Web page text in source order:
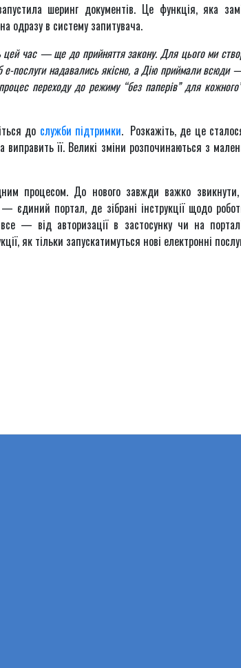
шеринг документів. Це функція, яка
одразу в систему запитувача.
час — ще до прийняття закону. Для цього ми
послуги надавались якісно, а Дію приймали всюди
переходу до режиму “без паперів” для кожного”
до служби підтримки. Розкажіть, де це
її. Великі зміни розпочинаються з
процесом. До нового завжди важко
— єдиний портал, де зібрані інструкції щодо
— від авторизації в застосунку чи на
як тільки запускатимуться нові електронні